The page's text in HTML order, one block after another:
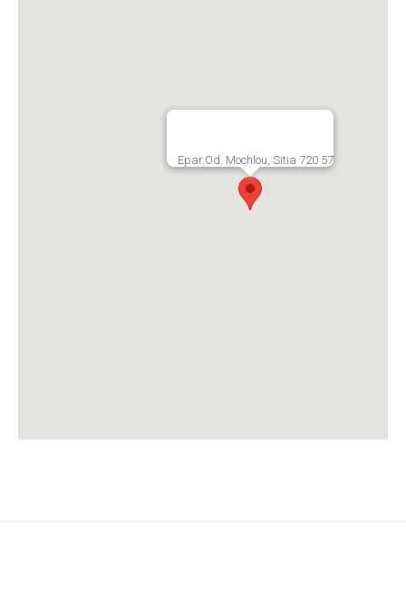
Epar.Od. Mochlou, Sitia 720 57